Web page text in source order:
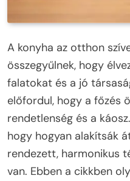
A konyha az otthon
összegyűlnek, hogy
falatokat és a jó
előfordul, hogy a főzés
rendetlenség és a
hogy hogyan alakítsák
rendezett, harmonikus
van. Ebben a cikkben